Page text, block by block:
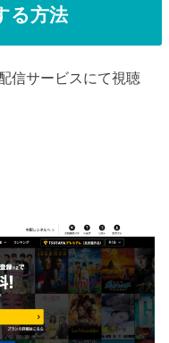
る方法
信サービスにて視聴